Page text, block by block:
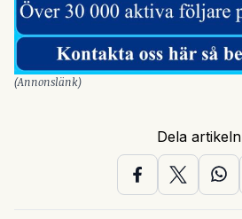
(Annonslänk)
Dela artikeln